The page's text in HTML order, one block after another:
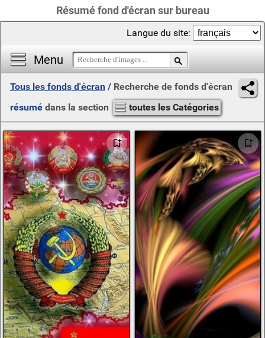
Résumé fond d'écran sur bureau
Menu
Langue du site:
Tous les fonds d'écran / Recherche de fonds d'écran
résumé dans la section toutes les Catégories